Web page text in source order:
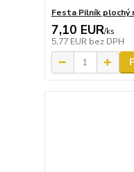
Festa Pilník plochý
7,10 EUR/ks
5,77 EUR bez DPH